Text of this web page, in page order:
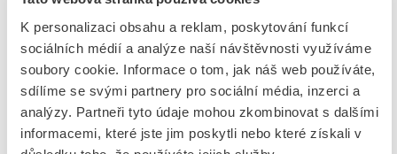
K personalizaci obsahu a reklam, poskytování funkcí
sociálních médií a analýze naší návštěvnosti využíváme
soubory cookie. Informace o tom, jak náš web používáte,
sdílíme se svými partnery pro sociální média, inzerci a
analýzy. Partneři tyto údaje mohou zkombinovat s dalšími
informacemi, které jste jim poskytli nebo které získali v
Výška
35 mm
GPSR Details
Odpovědnost za produkt
ELEMAN spol. s r.o.
Adresa: Nádražní 344/23, 15000 Praha 5, Česká republika
E-mail:info@eleman.cz